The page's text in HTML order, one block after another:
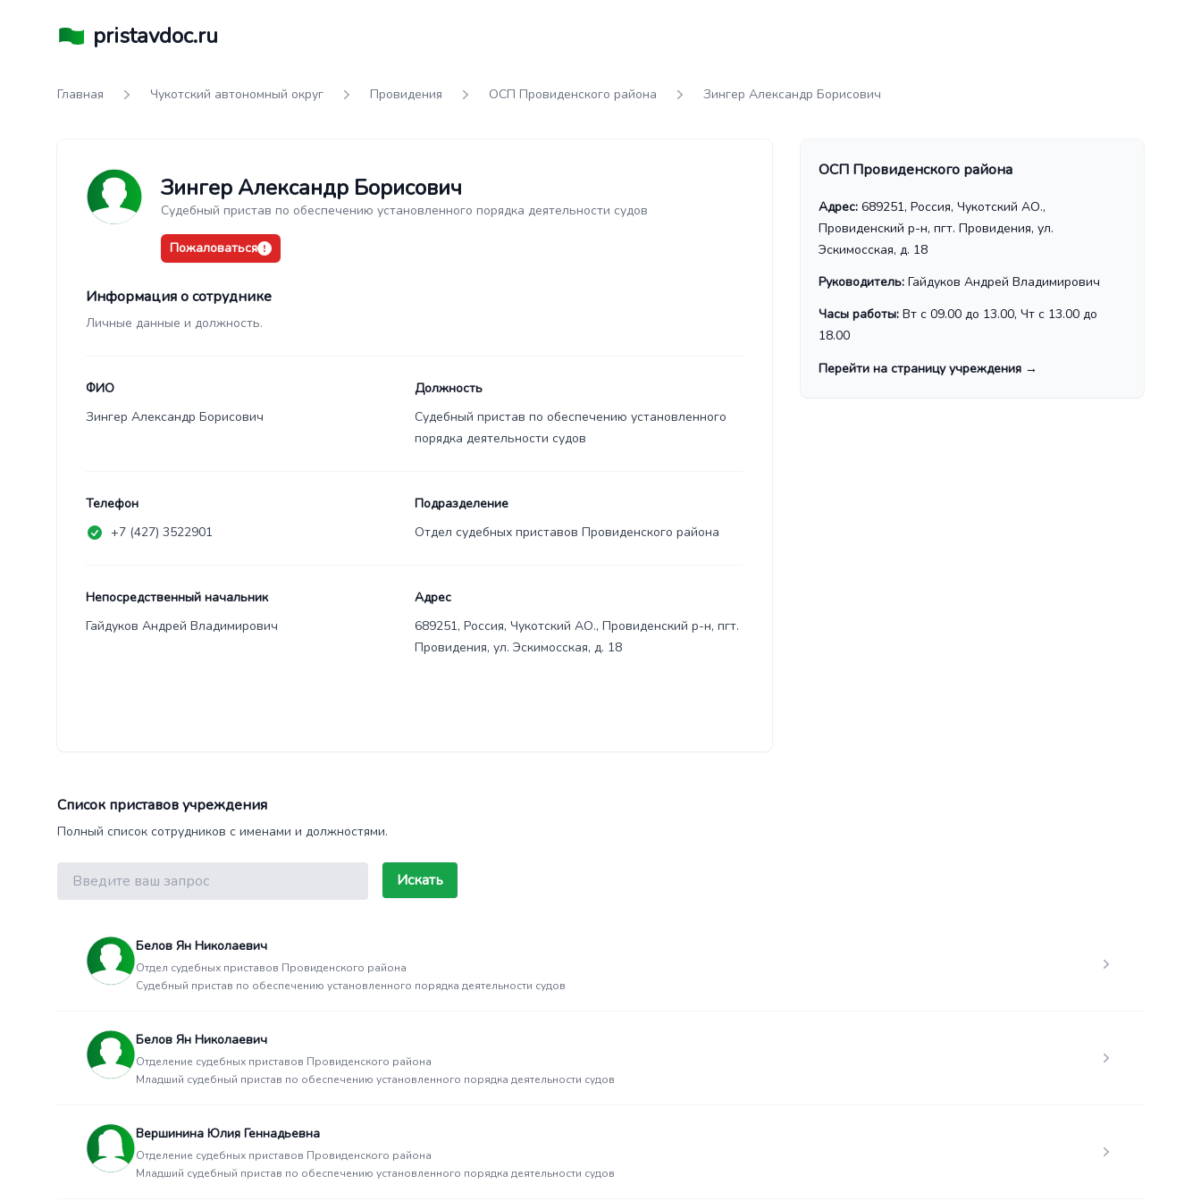
pristavdoc.ru
Главная Чукотский автономный округ Провидения ОСП Провиденского района Зингер Александр Борисович
Зингер Александр Борисович
Судебный пристав по обеспечению установленного порядка деятельности судов
Пожаловаться
Информация о сотруднике
Личные данные и должность.
ФИО
Зингер Александр Борисович
Должность
Судебный пристав по обеспечению установленного
порядка деятельности судов
Телефон
+7 (427) 3522901
Подразделение
Отдел судебных приставов Провиденского района
Непосредственный начальник
Гайдуков Андрей Владимирович
Адрес
689251, Россия, Чукотский АО., Провиденский р-н, пгт.
Провидения, ул. Эскимосская, д. 18
ОСП Провиденского района
Адрес: 689251, Россия, Чукотский АО.,
Провиденский р-н, пгт. Провидения, ул.
Эскимосская, д. 18
Руководитель: Гайдуков Андрей Владимирович
Часы работы: Вт с 09.00 до 13.00, Чт с 13.00 до
18.00
Перейти на страницу учреждения →
Список приставов учреждения
Полный список сотрудников с именами и должностями.
Поиск Искать
Белов Ян Николаевич
Отдел судебных приставов Провиденского района
Судебный пристав по обеспечению установленного порядка деятельности судов
Белов Ян Николаевич
Отделение судебных приставов Провиденского района
Младший судебный пристав по обеспечению установленного порядка деятельности судов
Вершинина Юлия Геннадьевна
Отделение судебных приставов Провиденского района
Младший судебный пристав по обеспечению установленного порядка деятельности судов